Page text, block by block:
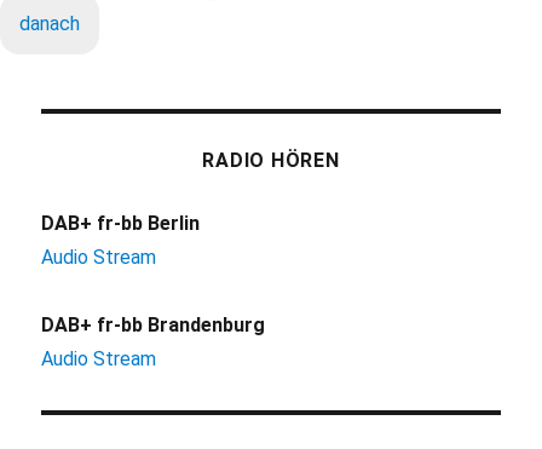
danach
RADIO HÖREN
DAB+ fr-bb Berlin
Audio Stream
DAB+ fr-bb Brandenburg
Audio Stream